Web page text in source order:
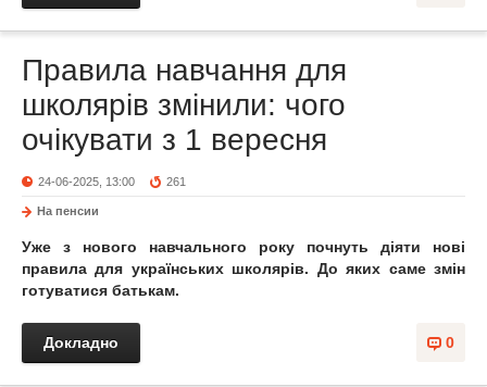
Правила навчання для
школярів змінили: чого
очікувати з 1 вересня
24-06-2025, 13:00 261
На пенсии
Уже з нового навчального року почнуть діяти нові
правила для українських школярів. До яких саме змін
готуватися батькам.
0
Докладно